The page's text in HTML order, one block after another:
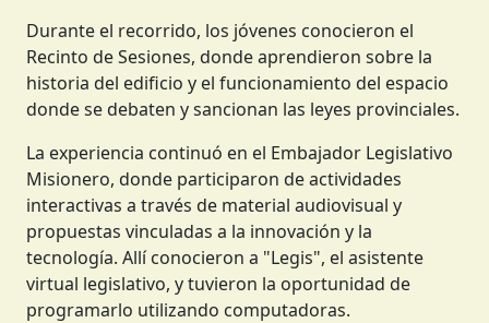
Durante el recorrido, los jóvenes conocieron el
Recinto de Sesiones, donde aprendieron sobre la
historia del edificio y el funcionamiento del espacio
donde se debaten y sancionan las leyes provinciales.
La experiencia continuó en el Embajador Legislativo
Misionero, donde participaron de actividades
interactivas a través de material audiovisual y
propuestas vinculadas a la innovación y la
tecnología. Allí conocieron a "Legis", el asistente
virtual legislativo, y tuvieron la oportunidad de
programarlo utilizando computadoras.